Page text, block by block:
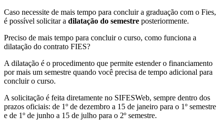
Caso necessite de mais tempo para concluir a graduação com o Fies,
é possível solicitar a dilatação do semestre posteriormente.
Preciso de mais tempo para concluir o curso, como funciona a
dilatação do contrato FIES?
A dilatação é o procedimento que permite estender o financiamento
por mais um semestre quando você precisa de tempo adicional para
concluir o curso.
A solicitação é feita diretamente no SIFESWeb, sempre dentro dos
prazos oficiais: de 1º de dezembro a 15 de janeiro para o 1º semestre
e de 1º de junho a 15 de julho para o 2º semestre.